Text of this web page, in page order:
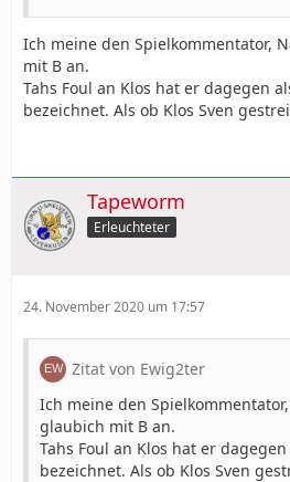
Ich meine den Spielkommentator,
mit B an.
Tahs Foul an Klos hat er dagegen
bezeichnet. Als ob Klos Sven
Tapeworm
Erleuchteter
24. November 2020 um 17:57
Zitat von Ewig2ter
Ich meine den
glaubich mit B an.
Tahs Foul an Klos hat er
bezeichnet. Als ob Klos Sven